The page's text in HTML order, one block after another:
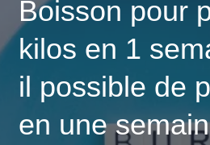
Boisson pour
kilos en 1
il possible de
en une